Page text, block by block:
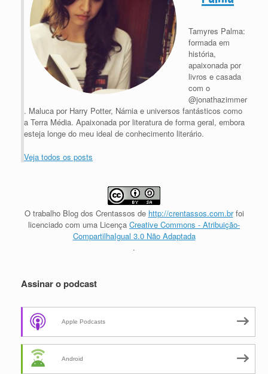
Tamyres Palma:
formada em
história,
apaixonada por
livros e casada
com o
@jonathazimmer
. Maluca por Harry Potter, Nárnia e universos fantásticos como
a Terra Média. Apaixonada por literatura de forma geral, embora
esteja longe do meu ideal de conhecimento literário.
Veja todos os posts
O trabalho Blog dos Crentassos de http://crentassos.com.brfoi
licenciado com uma Licença Creative Commons - Atribuição-
CompartilhaIgual 3.0 Não Adaptada
.
Assinar o podcast
Apple Podcasts
Android